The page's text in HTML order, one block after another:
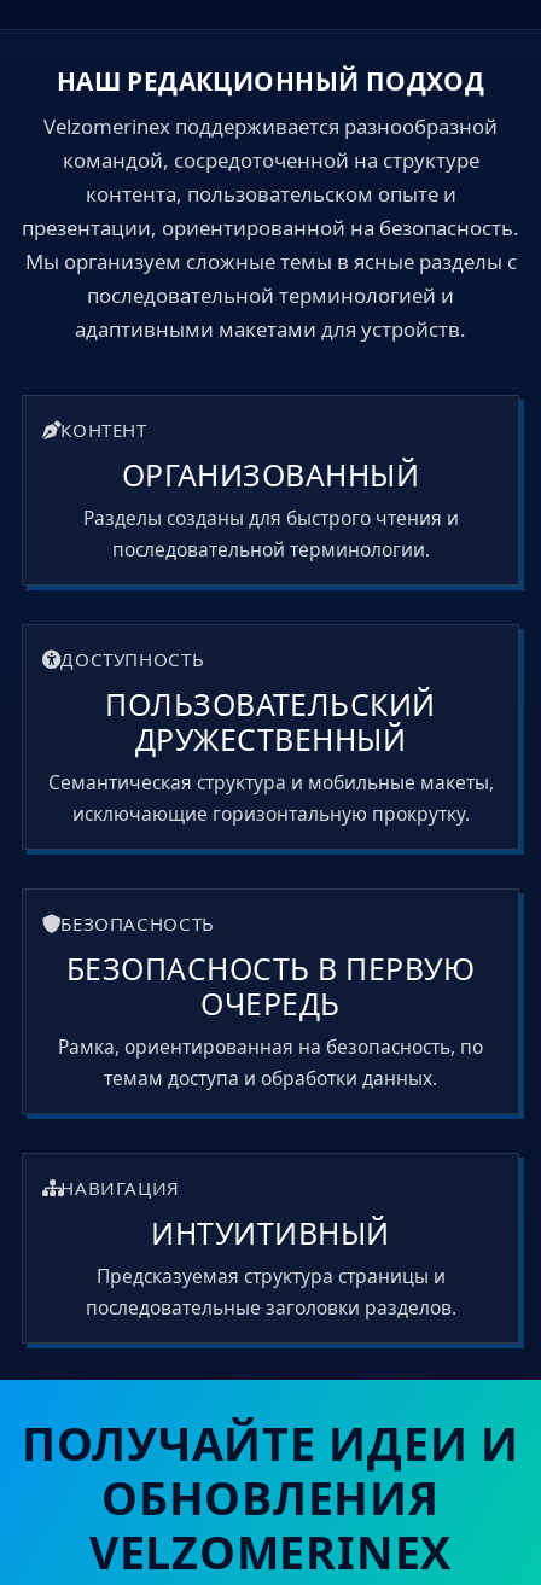
НАШ РЕДАКЦИОННЫЙ ПОДХОД
Velzomerinex поддерживается разнообразной
командой, сосредоточенной на структуре
контента, пользовательском опыте и
презентации, ориентированной на безопасность.
Мы организуем сложные темы в ясные разделы с
последовательной терминологией и
адаптивными макетами для устройств.
КОНТЕНТ
ОРГАНИЗОВАННЫЙ
Разделы созданы для быстрого чтения и
последовательной терминологии.
ДОСТУПНОСТЬ
ПОЛЬЗОВАТЕЛЬСКИЙ
ДРУЖЕСТВЕННЫЙ
Семантическая структура и мобильные макеты,
исключающие горизонтальную прокрутку.
БЕЗОПАСНОСТЬ
БЕЗОПАСНОСТЬ В ПЕРВУЮ
ОЧЕРЕДЬ
Рамка, ориентированная на безопасность, по
темам доступа и обработки данных.
НАВИГАЦИЯ
ИНТУИТИВНЫЙ
Предсказуемая структура страницы и
последовательные заголовки разделов.
ПОЛУЧАЙТЕ ИДЕИ И
ОБНОВЛЕНИЯ
VELZOMERINEX